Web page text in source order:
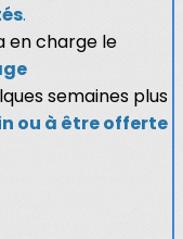
.
en charge le
semaines plus
ou à être offerte